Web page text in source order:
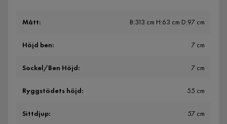
Mått: B:313 cm H:63 cm D:97 cm
Höjd ben: 7 cm
Sockel/Ben Höjd: 7 cm
Ryggstödets höjd: 55 cm
Sittdjup: 57 cm